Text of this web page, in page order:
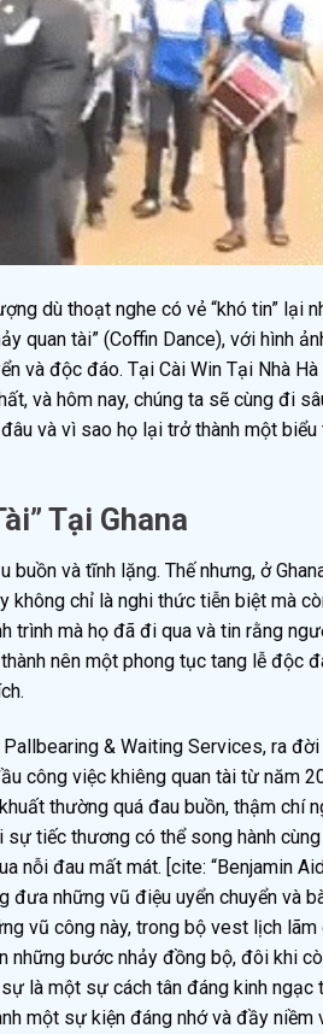
dù thoạt nghe có vẻ “khó tin” lại
quan tài” (Coffin Dance), với hình
và độc đáo. Tại Cài Win Tại Nhà Hà
và hôm nay, chúng ta sẽ cùng đi
và vì sao họ lại trở thành một
Tại Ghana
và tĩnh lặng. Thế nhưng, ở
không chỉ là nghi thức tiễn biệt mà
trình mà họ đã đi qua và tin rằng
nên một phong tục tang lễ độc
& Waiting Services, ra
công việc khiêng quan tài từ năm
thường quá đau buồn, thậm chí
tiếc thương có thể song hành
nỗi đau mất mát. [cite: “Benjamin
những vũ điệu uyển chuyển và
vũ công này, trong bộ vest lịch lãm
những bước nhảy đồng bộ, đôi khi
là một sự cách tân đáng kinh ngạc
một sự kiện đáng nhớ và đầy niềm